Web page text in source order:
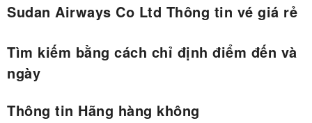
Sudan Airways Co Ltd Thông tin vé giá rẻ
Tìm kiếm bằng cách chỉ định điểm đến và
ngày
Thông tin Hãng hàng không